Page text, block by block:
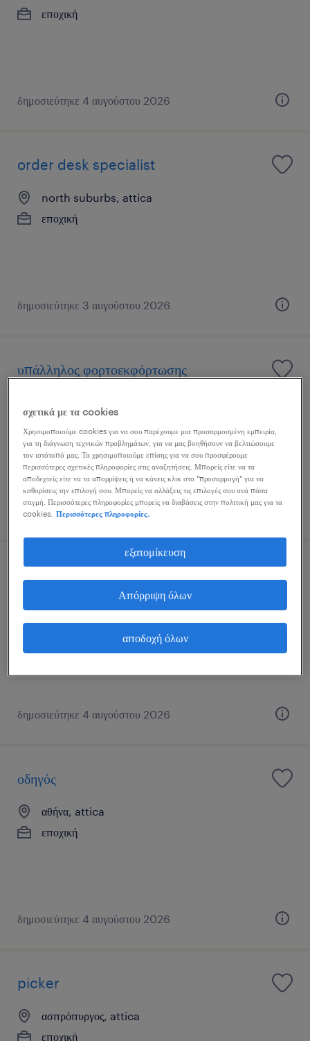
εποχική
δημοσιεύτηκε 4 αυγούστου 2026
order desk specialist
north suburbs, attica
εποχική
δημοσιεύτηκε 3 αυγούστου 2026
υπάλληλος φορτοεκφόρτωσης
δημοσιεύτηκε 4 αυγούστου 2026
μόνιμη
δημοσιεύτηκε 4 αυγούστου 2026
οδηγός
αθήνα, attica
εποχική
δημοσιεύτηκε 4 αυγούστου 2026
picker
ασπρόπυργος, attica
εποχική
σχετικά με τα cookies
Χρησιμοποιούμε cookies για να σου παρέχουμε μια προσαρμοσμένη εμπειρία,
για τη διάγνωση τεχνικών προβλημάτων, για να μας βοηθήσουν να βελτιώσουμε
τον ιστότοπό μας. Τα χρησιμοποιούμε επίσης για να σου προσφέρουμε
περισσότερες σχετικές πληροφορίες στις αναζητήσεις. Μπορείς είτε να τα
αποδεχτείς είτε να τα απορρίψεις ή να κάνεις κλικ στο "προσαρμογή" για να
καθορίσεις την επιλογή σου. Μπορείς να αλλάξεις τις επιλογές σου ανά πάσα
στιγμή. Περισσότερες πληροφορίες μπορείς να διαβάσεις στην πολιτική μας για τα
cookies.
Περισσότερες πληροφορίες.
εξατομίκευση
Απόρριψη όλων
αποδοχή όλων